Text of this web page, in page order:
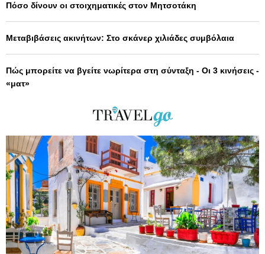
Πόσο δίνουν οι στοιχηματικές στον Μητσοτάκη
Μεταβιβάσεις ακινήτων: Στο σκάνερ χιλιάδες συμβόλαια
Πώς μπορείτε να βγείτε νωρίτερα στη σύνταξη - Οι 3 κινήσεις -
«ματ»